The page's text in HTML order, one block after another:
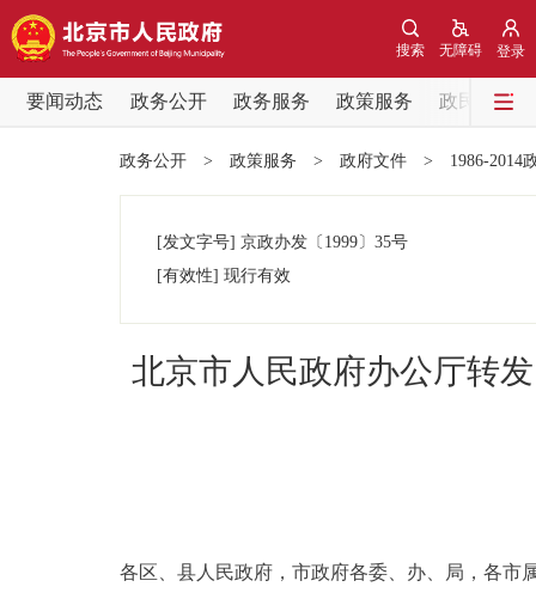
登录
无障碍
搜索
要闻动态 政务公开 政务服务 政策服务
政民互动
党中央精神
政务公开 > 政策服务 > 政府文件 > 1986-2014
[发文字号] 京政办发 〔1999〕 35号
[有效性] 现行有效
北京市人民政府办公厅转
各区、县人民政府，市政府各委、办、局，各市